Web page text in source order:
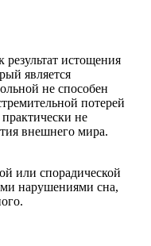
результат истощения
является
не способен
потерей
не
внешнего мира.
или спорадической
нарушениями сна,